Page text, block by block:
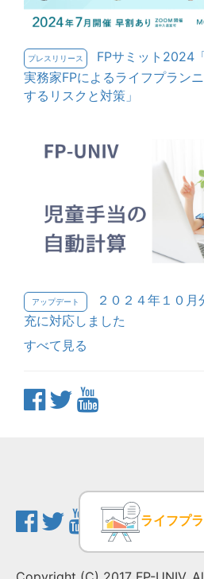
プレスリリース
FPサミット2024
実務家FPによるライフプラン
するリスクと対策」
アップデート
２０２４年１０
充に対応しました
すべて見る
ライフプ